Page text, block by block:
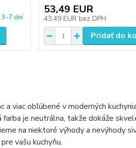
3-7 dní
53,49 EUR
43,49 EUR bez DPH
Pridať do
a viac obľúbené v moderných
farba je neutrálna, takže dokáže
na niektoré výhody a nevýhody
vašu kuchyňu.